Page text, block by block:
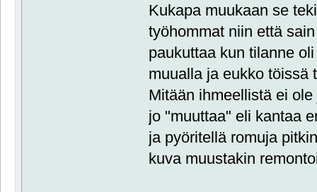
Kukapa muukaan se
työhommat niin että
paukuttaa kun tilanne
muualla ja eukko
Mitään ihmeellistä ei
jo "muuttaa" eli kantaa
ja pyöritellä romuja
kuva muustakin